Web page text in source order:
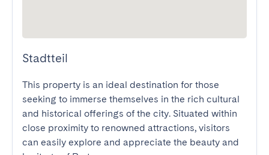
Stadtteil
This property is an ideal destination for those
seeking to immerse themselves in the rich cultural
and historical offerings of the city. Situated within
close proximity to renowned attractions, visitors
can easily explore and appreciate the beauty and